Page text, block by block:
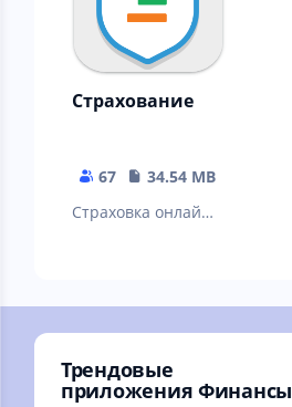
Страхование
67
34.54 MB
Страховка онлайн:
сравнение цен
Трендовые
приложения Финансы